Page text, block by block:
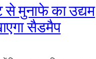
से मुनाफे का उद्यम
सैडमैप